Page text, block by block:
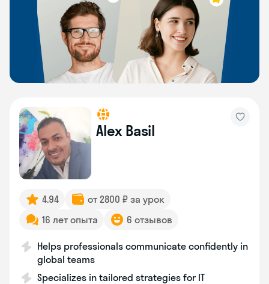
Alex Basil
4.94
от 2800 ₽ за урок
16 лет опыта
6 отзывов
Helps professionals communicate confidently in
global teams
Specializes in tailored strategies for IT